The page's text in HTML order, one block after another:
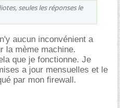
seules les réponses le
aucun inconvénient a
la mème machine.
que je fonctionne. Je
a jour mensuelles et le
par mon firewall.